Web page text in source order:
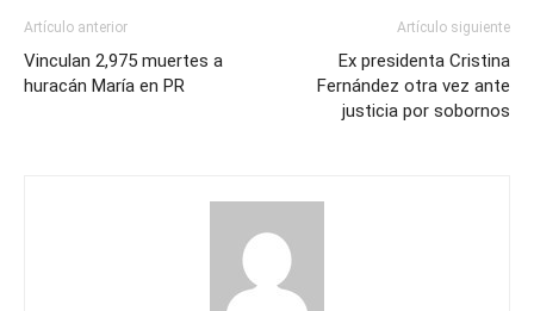
Artículo anterior
Vinculan 2,975 muertes a
huracán María en PR
Artículo siguiente
Ex presidenta Cristina
Fernández otra vez ante
justicia por sobornos